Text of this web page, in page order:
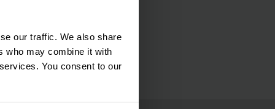
our traffic. We also share
who may combine it with
You consent to our